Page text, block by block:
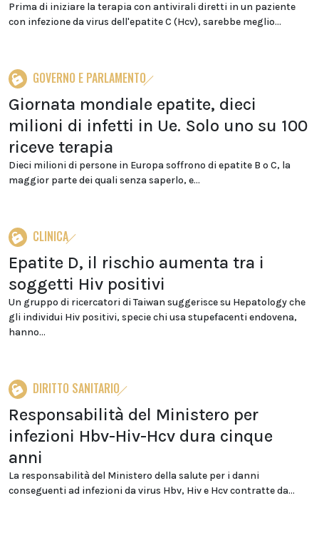
Prima di iniziare la terapia con antivirali diretti in un paziente
con infezione da virus dell'epatite C (Hcv), sarebbe meglio...
GOVERNO E PARLAMENTO
Giornata mondiale epatite, dieci
milioni di infetti in Ue. Solo uno su 100
riceve terapia
Dieci milioni di persone in Europa soffrono di epatite B o C, la
maggior parte dei quali senza saperlo, e...
CLINICA
Epatite D, il rischio aumenta tra i
soggetti Hiv positivi
Un gruppo di ricercatori di Taiwan suggerisce su Hepatology che
gli individui Hiv positivi, specie chi usa stupefacenti endovena,
hanno...
DIRITTO SANITARIO
Responsabilità del Ministero per
infezioni Hbv-Hiv-Hcv dura cinque
anni
La responsabilità del Ministero della salute per i danni
conseguenti ad infezioni da virus Hbv, Hiv e Hcv contratte da...